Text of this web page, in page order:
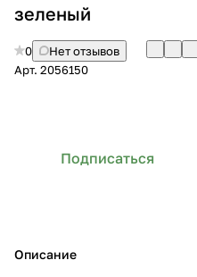
зеленый
0
Нет отзывов
Арт. 2056150
Подписаться
Описание